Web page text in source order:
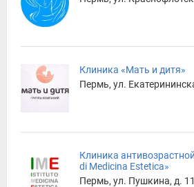
Клиника «Мать и дитя»
Пермь, ул.
Клиника
di Medicina Estetica»
Пермь, ул. Пушкина, д.